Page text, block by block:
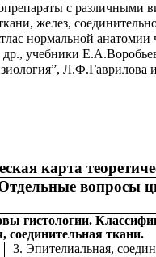
с различными
желез,
нормальной анатомии
учебники
Л.Ф.Гаврилова
карта
вопросы
гистологии.
соединительная ткани.
3. Эпителиальная,